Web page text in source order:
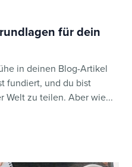
für dein
in deinen Blog-Artikel
fundiert, und du bist
Welt zu teilen. Aber wie...